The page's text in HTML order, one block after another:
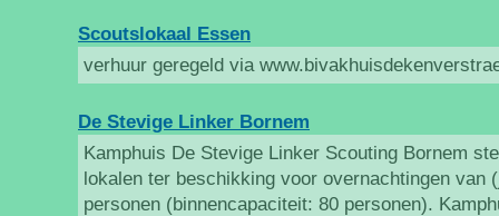
Scoutslokaal Essen
verhuur geregeld via
De Stevige Linker Bornem
Kamphuis De Stevige Linker Scouting Bornem
lokalen ter beschikking voor overnachtingen van
personen (binnencapaciteit: 80 personen).